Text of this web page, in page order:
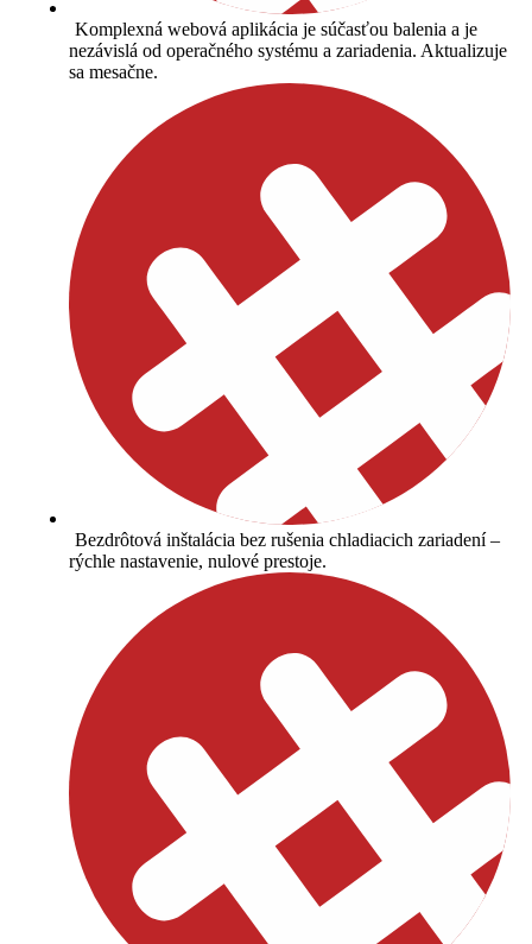
Komplexná webová aplikácia je súčasťou balenia a je
nezávislá od operačného systému a zariadenia. Aktualizuje
sa mesačne.
Bezdrôtová inštalácia bez rušenia chladiacich zariadení –
rýchle nastavenie, nulové prestoje.